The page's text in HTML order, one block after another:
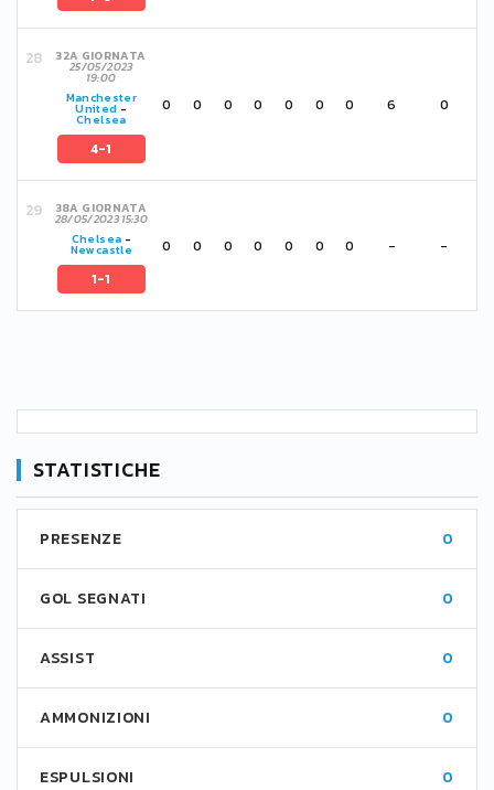
32A GIORNATA
25/05/2023
19:00
Manchester
United -
Chelsea
4-1
0 0 0 0 0 0 0 6 0
38A GIORNATA
28/05/2023 15:30
Chelsea -
Newcastle
1-1
0 0 0 0 0 0 0 - -
STATISTICHE
PRESENZE 0
GOL SEGNATI 0
ASSIST 0
AMMONIZIONI 0
ESPULSIONI 0